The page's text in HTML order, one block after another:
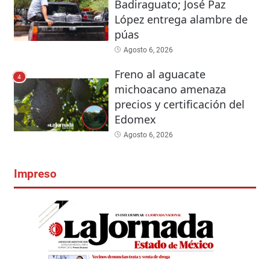
Badiraguato; José Paz
López entrega alambre de
púas
Agosto 6, 2026
4
Freno al aguacate
michoacano amenaza
precios y certificación del
Edomex
Agosto 6, 2026
Impreso